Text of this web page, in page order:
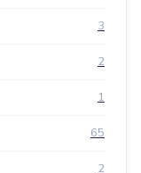
3
2
1
65
2